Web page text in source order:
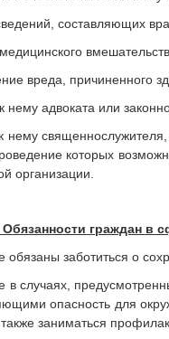
составляющих
вреда, причиненного
нему адвоката или
нему
которых
организации.
Обязанности граждан в
обязаны заботиться о
в случаях,
опасность для
заниматься